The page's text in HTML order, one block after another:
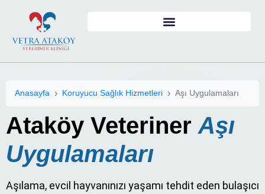
Anasayfa Koruyucu Sağlık Hizmetleri Aşı Uygulamaları
Ataköy Veteriner Aşı
Uygulamaları
Aşılama, evcil hayvanınızı yaşamı tehdit eden bulaşıcı